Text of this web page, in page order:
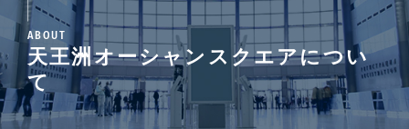
ABOUT
天王洲オーシャンスクエアについ
て